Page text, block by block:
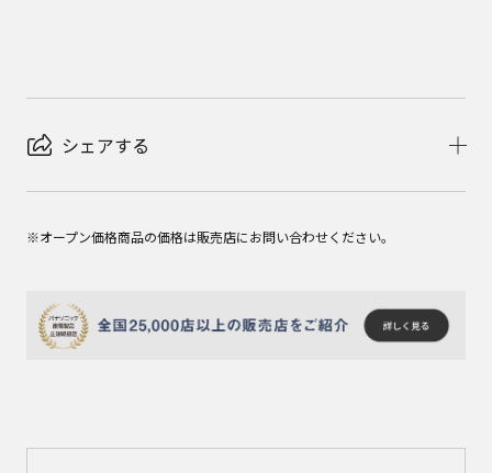
シェアする
※オープン価格商品の価格は販売店にお問い合わせください。